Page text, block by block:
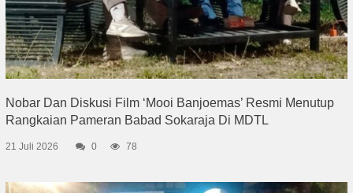
Nobar Dan Diskusi Film ‘Mooi Banjoemas’ Resmi Menutup
Rangkaian Pameran Babad Sokaraja Di MDTL
21 Juli 2026 0 78